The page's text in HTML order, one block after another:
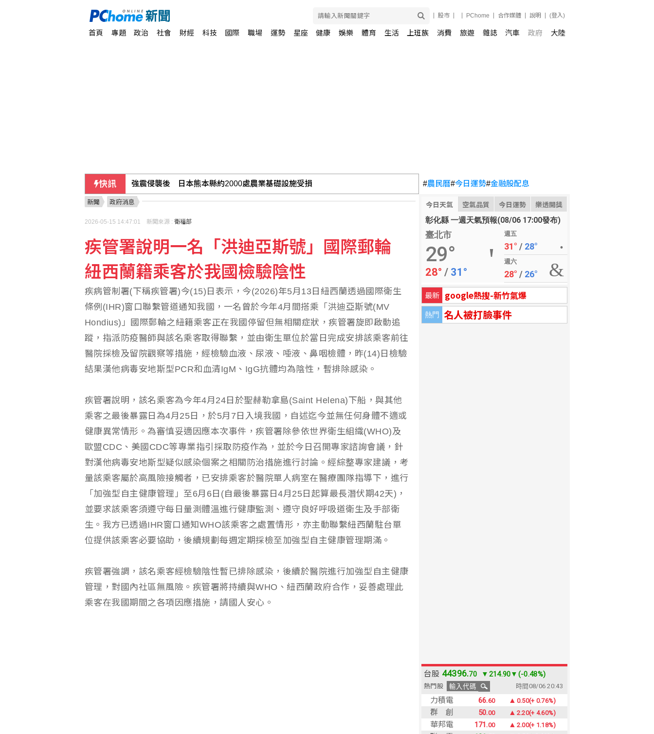
股市 PChome 合作媒體 說明 (登入)
首頁 專題 政治 社會 財經 科技 國際 職場 運勢 星座 健康 娛樂 體育 生活 上班族 消費 旅遊 雜誌 汽車 政府 大陸
快訊
台灣與澳洲原民舞作追尋彩虹 巡演閃耀北領地
外送專法上路2週 Uber Eats：低報酬者收入增逾18%
車禍撞頭檢查無礙 連續數月頭暈婦人無奈
#農民曆#今日運勢#金融股配息
今日天氣 空氣品質 今日運勢 樂透開獎
彰化縣 一週天氣預報(08/06 17:00發布)
臺北市
29°
28° / 31°
週五
31° / 28°
週六
28° / 26°
最新 google熱搜-新竹氣爆
熱門 名人被打臉事件
新聞 政府消息
2026-05-15 14:47:01 新聞來源 : 衛福部
疾管署說明一名「洪迪亞斯號」國際郵輪
紐西蘭籍乘客於我國檢驗陰性
疾病管制署(下稱疾管署)今(15)日表示，今(2026)年5月13日紐西蘭透過國際衛生
條例(IHR)窗口聯繫管道通知我國，一名曾於今年4月間搭乘「洪迪亞斯號(MV
Hondius)」國際郵輪之紐籍乘客正在我國停留但無相關症狀，疾管署旋即啟動追
蹤，指派防疫醫師與該名乘客取得聯繫，並由衛生單位於當日完成安排該乘客前往
醫院採檢及留院觀察等措施，經檢驗血液、尿液、唾液、鼻咽檢體，昨(14)日檢驗
結果漢他病毒安地斯型PCR和血清IgM、IgG抗體均為陰性，暫排除感染。
疾管署說明，該名乘客為今年4月24日於聖赫勒拿島(Saint Helena)下船，與其他
乘客之最後暴露日為4月25日，於5月7日入境我國，自述迄今並無任何身體不適或
健康異常情形。為審慎妥適因應本次事件，疾管署除參依世界衛生組織(WHO)及
歐盟CDC、美國CDC等專業指引採取防疫作為，並於今日召開專家諮詢會議，針
對漢他病毒安地斯型疑似感染個案之相關防治措施進行討論。經綜整專家建議，考
量該乘客屬於高風險接觸者，已安排乘客於醫院單人病室在醫療團隊指導下，進行
「加強型自主健康管理」至6月6日(自最後暴露日4月25日起算最長潛伏期42天)，
並要求該乘客須遵守每日量測體溫進行健康監測、遵守良好呼吸道衛生及手部衛
生。我方已透過IHR窗口通知WHO該乘客之處置情形，亦主動聯繫紐西蘭駐台單
位提供該乘客必要協助，後續規劃每週定期採檢至加強型自主健康管理期滿。
疾管署強調，該名乘客經檢驗陰性暫已排除感染，後續於醫院進行加強型自主健康
管理，對國內社區無風險。疾管署將持續與WHO、紐西蘭政府合作，妥善處理此
乘客在我國期間之各項因應措施，請國人安心。